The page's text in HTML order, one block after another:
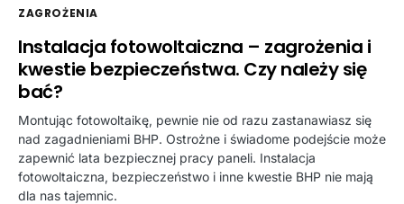
ZAGROŻENIA
Instalacja fotowoltaiczna – zagrożenia i
kwestie bezpieczeństwa. Czy należy się
bać?
Montując fotowoltaikę, pewnie nie od razu zastanawiasz się
nad zagadnieniami BHP. Ostrożne i świadome podejście może
zapewnić lata bezpiecznej pracy paneli. Instalacja
fotowoltaiczna, bezpieczeństwo i inne kwestie BHP nie mają
dla nas tajemnic.